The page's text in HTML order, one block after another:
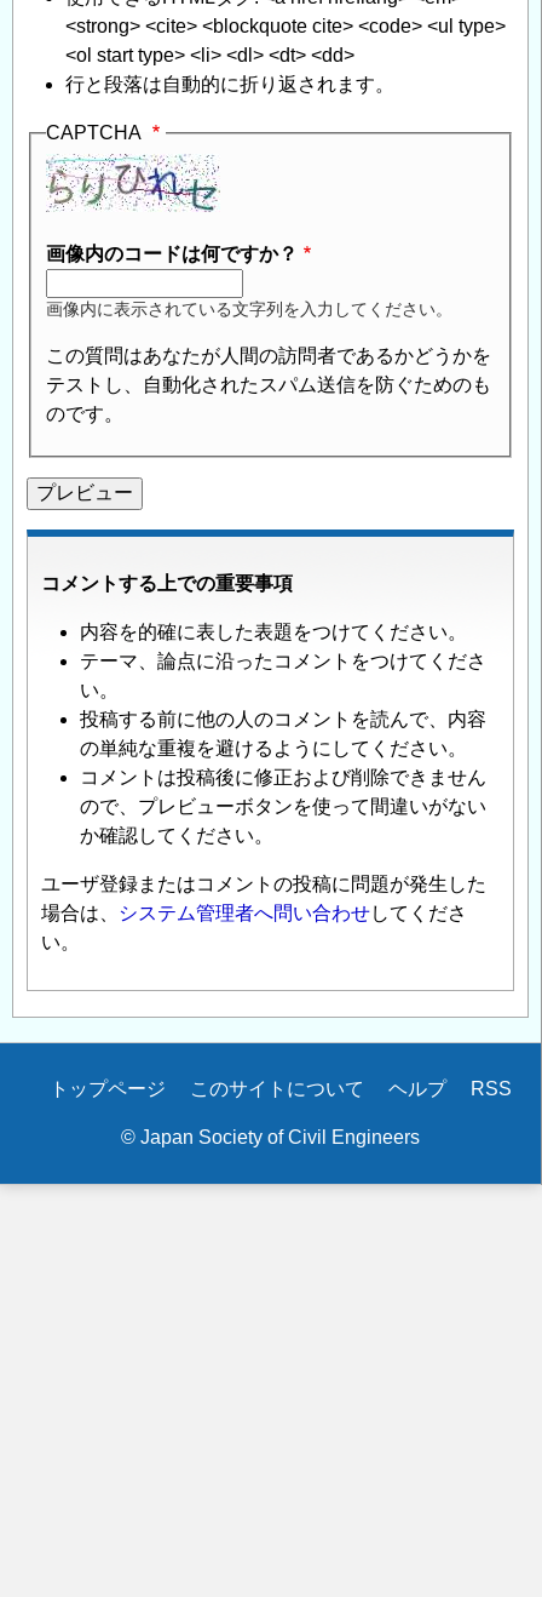
に
つ
い
て」
へ
の
返
信
<strong> <cite> <blockquote cite> <code> <ul type>
<ol start type> <li> <dl> <dt> <dd>
行と段落は自動的に折り返されます。
CAPTCHA
画像内のコードは何ですか？
画像内に表示されている文字列を入力してください。
この質問はあなたが人間の訪問者であるかどうかを
テストし、自動化されたスパム送信を防ぐためのも
のです。
コメントする上での重要事項
内容を的確に表した表題をつけてください。
テーマ、論点に沿ったコメントをつけてくださ
い。
投稿する前に他の人のコメントを読んで、内容
の単純な重複を避けるようにしてください。
コメントは投稿後に修正および削除できません
ので、プレビューボタンを使って間違いがない
か確認してください。
ユーザ登録またはコメントの投稿に問題が発生した
場合は、
システム管理者へ問い合わせしてくださ
い。
Secondary
トップページ このサイトについて ヘルプ RSS
© Japan Society of Civil Engineers